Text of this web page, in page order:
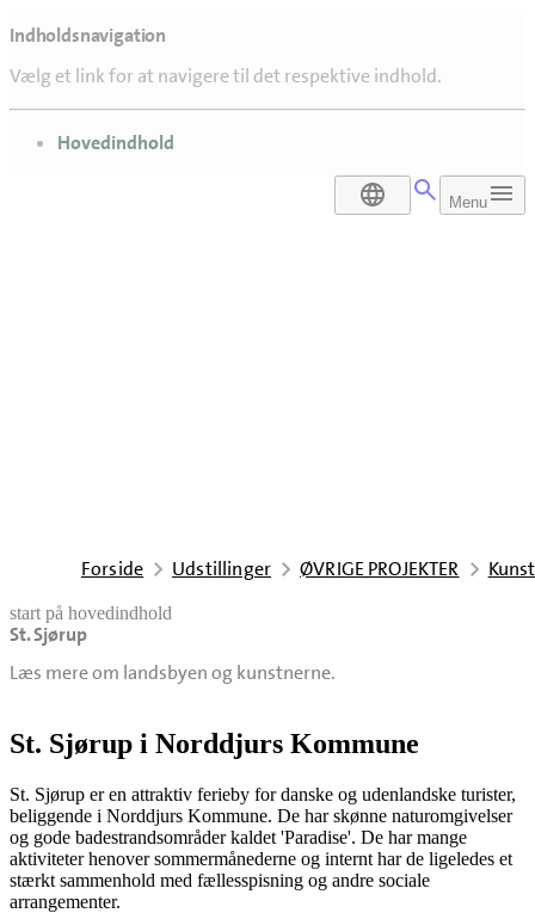
Indholdsnavigation
Vælg et link for at navigere til det respektive indhold.
gå til
Hovedindhold
DA Menu
Forside Udstillinger ØVRIGE PROJEKTER
start på hovedindhold
St. Sjørup
Læs mere om landsbyen og kunstnerne.
senest opdateret 24. april 2026
St. Sjørup i Norddjurs Kommune
St. Sjørup er en attraktiv ferieby for danske og udenlandske turister,
beliggende i Norddjurs Kommune. De har skønne naturomgivelser
og gode badestrandsområder kaldet 'Paradise'. De har mange
aktiviteter henover sommermånederne og internt har de ligeledes et
stærkt sammenhold med fællesspisning og andre sociale
arrangementer.